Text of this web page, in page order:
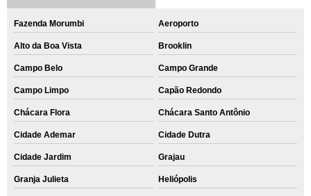
Fazenda Morumbi Aeroporto
Alto da Boa Vista Brooklin
Campo Belo Campo Grande
Campo Limpo Capão Redondo
Chácara Flora Chácara Santo Antônio
Cidade Ademar Cidade Dutra
Cidade Jardim Grajau
Granja Julieta Heliópolis